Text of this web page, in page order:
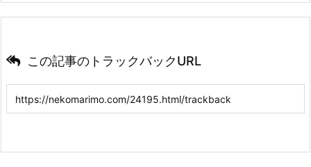
この記事のトラックバックURL